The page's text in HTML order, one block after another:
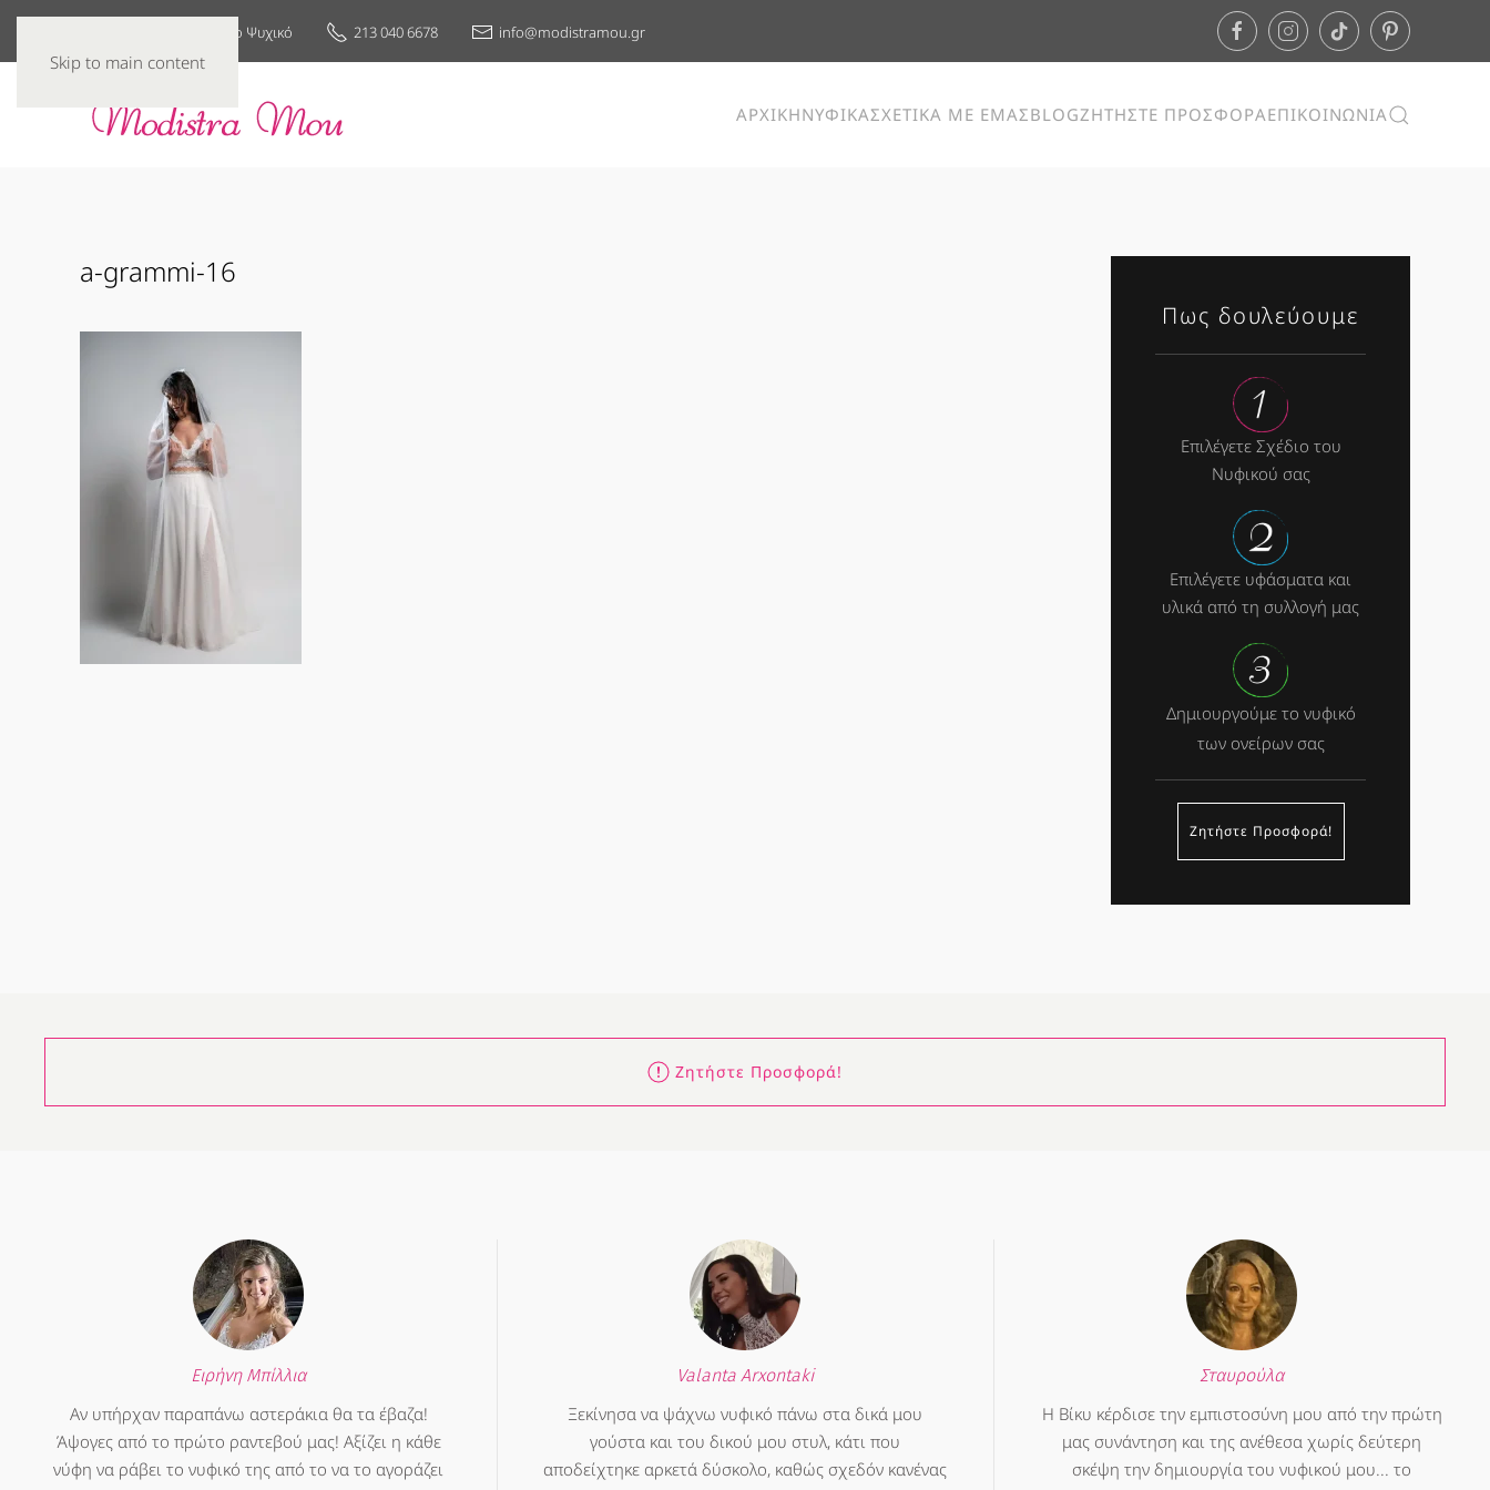
Skip to main content
25ης Μαρτίου 7, Νέο Ψυχικό 213 040 6678 info@modistramou.gr
ΑΡΧΙΚΗΝΥΦΙΚΑΣΧΕΤΙΚΑ ΜΕ ΕΜΑΣBLOGΖΗΤΗΣΤΕ ΠΡΟΣΦΟΡΑΕΠΙΚΟΙΝΩΝΙΑ
a-grammi-16
Πως δουλεύουμε
Επιλέγετε Σχέδιο του
Νυφικού σας
Επιλέγετε υφάσματα και
υλικά από τη συλλογή μας
Δημιουργούμε το νυφικό
των ονείρων σας
Ζητήστε Προσφορά!
Ζητήστε Προσφορά!
Ειρήνη Μπίλλια
Αν υπήρχαν παραπάνω αστεράκια θα τα έβαζα!
Άψογες από το πρώτο ραντεβού μας! Αξίζει η κάθε
νύφη να ράβει το νυφικό της από το να το αγοράζει
Valanta Arxontaki
Ξεκίνησα να ψάχνω νυφικό πάνω στα δικά μου
γούστα και του δικού μου στυλ, κάτι που
αποδείχτηκε αρκετά δύσκολο, καθώς σχεδόν κανένας
Σταυρούλα
Η Βίκυ κέρδισε την εμπιστοσύνη μου από την πρώτη
μας συνάντηση και της ανέθεσα χωρίς δεύτερη
σκέψη την δημιουργία του νυφικού μου... το